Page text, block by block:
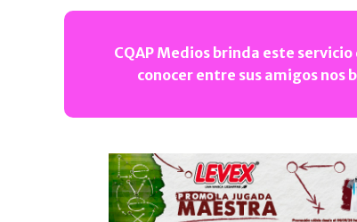
CQAP Medios brinda este
conocer entre sus amigos